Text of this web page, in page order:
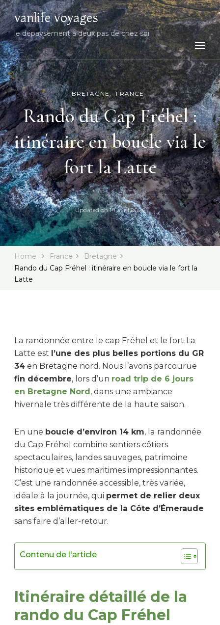
vanlife voyages
le dépaysement à deux pas de chez soi
BRETAGNE FRANCE
Rando du Cap Fréhel :
itinéraire en boucle via le
fort la Latte
Updated on14 avril 2026
Home France
Bretagne
Rando du Cap Fréhel : itinéraire en boucle via le fort la
Latte
La randonnée entre le cap Fréhel et le fort La
Latte est l’une des plus belles portions du GR
34 en Bretagne nord. Nous l’avons parcourue
fin décembre, lors d’un road trip de 6 jours
en Bretagne Nord , dans une ambiance
hivernale très différente de la haute saison.
En une boucle d’environ 14 km, la randonnée
du Cap Fréhel combine sentiers côtiers
spectaculaires, landes sauvages, patrimoine
historique et vues maritimes impressionnantes.
C’est une randonnée accessible, très variée,
idéale à la journée, qui permet de relier deux
sites emblématiques de la Côte d’Émeraude
sans faire d’aller-retour.
Contenu de l'article
Itinéraire détaillé de la
rando du Cap Fréhel